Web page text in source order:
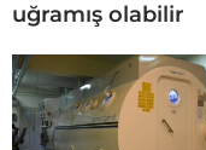
uğramış olabilir